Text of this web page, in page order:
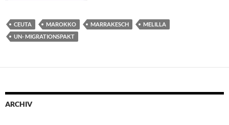
CEUTA MAROKKO MARRAKESCH
MELILLA
UN- MIGRATIONSPAKT
ARCHIV